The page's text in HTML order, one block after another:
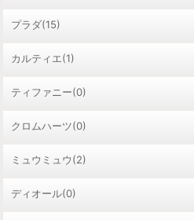
プラダ(15)
カルティエ(1)
ティファニー(0)
クロムハーツ(0)
ミュウミュウ(2)
ディオール(0)